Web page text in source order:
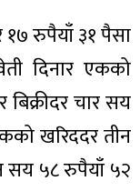
१७ रुपैयाँ ३१ पैसा
दिनार एकको
चार सय
खरिददर तीन
सय ५८ रुपैयाँ ५२